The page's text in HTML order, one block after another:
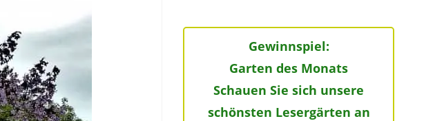
Gewinnspiel:
Garten des Monats
Schauen Sie sich unsere
schönsten Lesergärten an